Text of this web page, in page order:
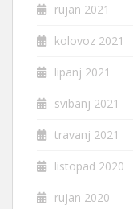
rujan 2021
kolovoz 2021
lipanj 2021
svibanj 2021
travanj 2021
listopad 2020
rujan 2020